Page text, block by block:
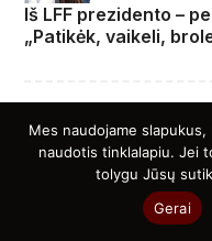
Iš LFF prezidento –
„Patikėk, vaikeli,
DIENOS PJŪVIS.
– kokia bus vasara?
Mes naudojame
naudotis tinklalapiu. Jei
tolygu Jūsų
Gerai